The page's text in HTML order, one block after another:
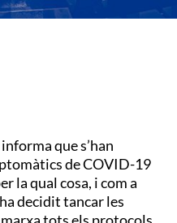
que s’han
de COVID-19
la qual cosa, i com a
decidit tancar les